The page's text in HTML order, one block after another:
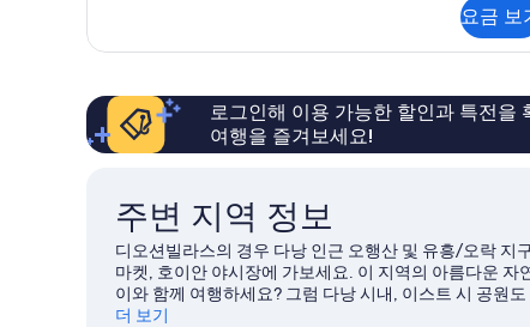
time
BBQ
menu
사
Sea
daily
minibar
and
BBQ
menu
요금 보
로그인해 이용 가능한 할인과 특전을
여행을 즐겨보세요!
주변 지역 정보
디오션빌라스의 경우 다낭 인근 오행산 및 유흥/오락 지
마켓, 호이안 야시장에 가보세요. 이 지역의 아름다운
이와 함께 여행하세요? 그럼 다낭 시내, 이스트 시 공원
외 활동도 즐겨보세요.
더 보기